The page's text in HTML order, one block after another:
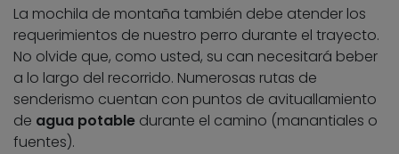
La mochila de montaña también debe atender los
requerimientos de nuestro perro durante el trayecto.
No olvide que, como usted, su can necesitará beber
a lo largo del recorrido. Numerosas rutas de
senderismo cuentan con puntos de avituallamiento
de agua potable durante el camino (manantiales o
fuentes).